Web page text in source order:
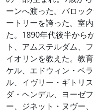
ーンへ渡った。バロッ
ートリーを誇った。室
た。1890年代後半から
ト、アムステルダム、
イオリンを教えた。教
ケル、エドウィン・ベ
ル、イヴリー・ギトリ
ダ・ヘンデル、ヨーゼ
ー、ジネット・ヌヴー